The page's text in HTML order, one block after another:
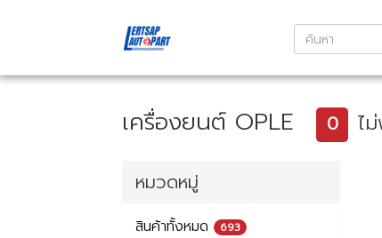
เครื่องยนต์ OPLE 0 ไ
หมวดหมู่
สินค้าทั้งหมด 693